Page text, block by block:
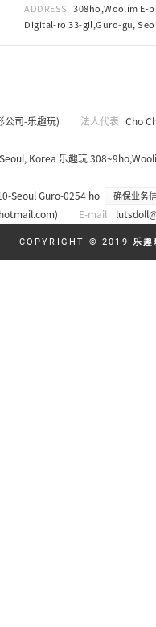
ADDRESS 308ho,Woolim E-
Digital-ro 33-gil,Guro-gu,
司-乐趣玩) 法人代表 Cho
Korea 乐趣玩
Seoul Guro-0254 ho 确保业务
) E-mail
COPYRIGHT © 2019乐